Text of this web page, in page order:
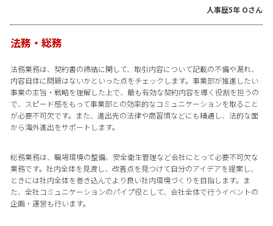
人事歴5年 Oさん
法務・総務
法務業務は、契約書の締結に関して、取引内容について記載の不備や漏れ、
内容自体に問題はないかといった点をチェックします。事業部が推進したい
事業の主旨・戦略を理解した上で、最も有効な契約内容を導く役割を担うの
で、スピード感をもって事業部との効率的なコミュニケーションを取ること
が必要不可欠です。また、進出先の法律や商習慣などにも精通し、法的な面
から海外進出をサポートします。
総務業務は、職場環境の整備、安全衛生管理など会社にとって必要不可欠な
業務です。社内全体を見渡し、改善点を見つけて自分のアイデアを提案し、
ときには社内全体を巻き込んでより良い社内環境づくりを目指します。ま
た、全社コミュニケーションのパイプ役として、会社全体で行うイベントの
企画・運営も行います。